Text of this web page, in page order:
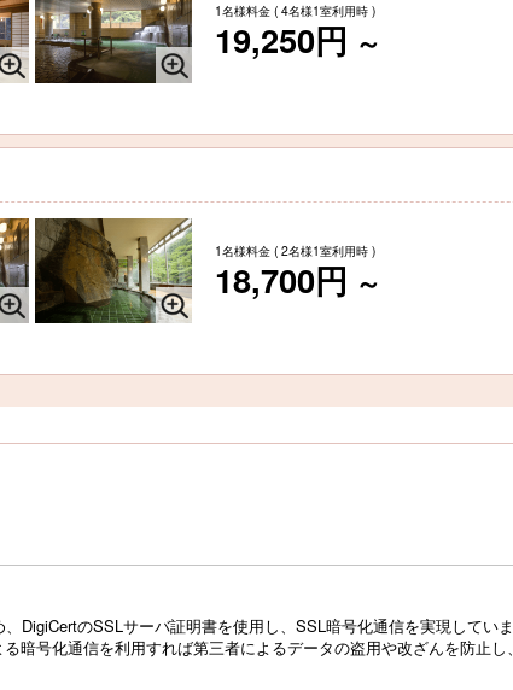
1名様料金 ( 4名様1室利用時 )
19,250円 ～
1名様料金 ( 2名様1室利用時 )
18,700円 ～
DigiCertのSSLサーバ証明書を使用し、SSL暗号化通信を実現してい
暗号化通信を利用すれば第三者によるデータの盗用や改ざんを防止